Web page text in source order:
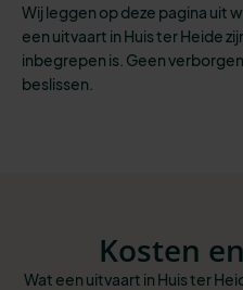
Wij leggen op deze pagina uit
een uitvaart in Huis ter Heide
inbegrepen is. Geen
beslissen.
Kosten
Wat een uitvaart in Huis ter